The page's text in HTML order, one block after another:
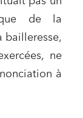
de la
bailleresse,
ne
à